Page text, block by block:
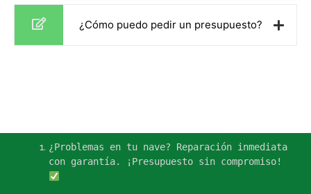
¿Cómo puedo pedir un presupuesto?
¿Problemas en tu nave? Reparación inmediata
con garantía. ¡Presupuesto sin compromiso!